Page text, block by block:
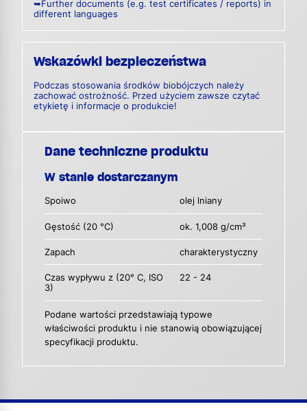
➥Further documents (e.g. test certificates / reports) in
different languages
Wskazówki bezpieczeństwa
Podczas stosowania środków biobójczych należy
zachować ostrożność. Przed użyciem zawsze czytać
etykietę i informacje o produkcie!
Dane techniczne produktu
W stanie dostarczanym
Spoiwo olej lniany
Gęstość (20 °C) ok. 1,008 g/cm³
Zapach charakterystyczny
Czas wypływu z (20° C, ISO
3)
22 - 24
Podane wartości przedstawiają typowe
właściwości produktu i nie stanowią obowiązującej
specyfikacji produktu.